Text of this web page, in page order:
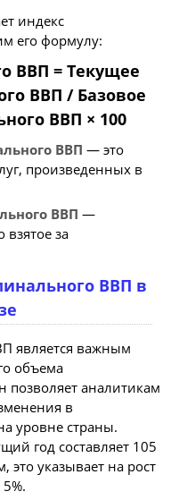
индекс
его формулу:
ВВП = Текущее
ВВП / Базовое
ВВП × 100
ВВП — это
произведенных в
ВВП —
за
ВВП в
является важным
объема
позволяет аналитикам
в
уровне страны.
год составляет 105
это указывает на рост